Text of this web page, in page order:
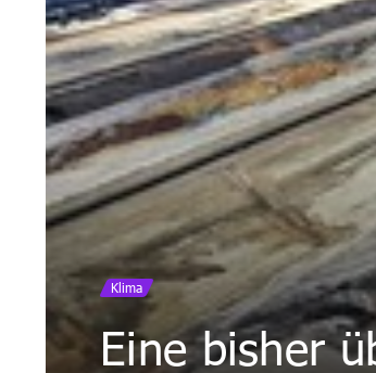
Klima
Eine bisher